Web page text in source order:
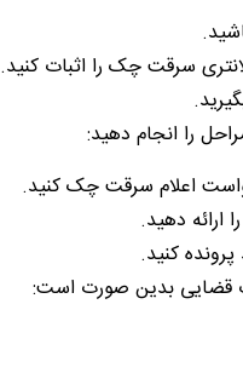
سرقت چک را اثبات کنید.
را انجام دهید:
اعلام سرقت چک کنید.
ارائه دهید.
کنید.
قضایی بدین صورت است: